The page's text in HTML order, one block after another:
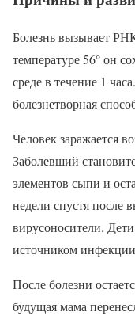
Болезнь вызывает
температуре 56° он
среде в течение 1
болезнетворная
Человек заражается
Заболевший
элементов сыпи и
недели спустя после
вирусоносители.
источником
После болезни
будущая мама